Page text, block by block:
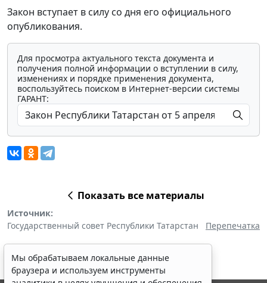
Закон вступает в силу со дня его официального
опубликования.
Для просмотра актуального текста документа и
получения полной информации о вступлении в силу,
изменениях и порядке применения документа,
воспользуйтесь поиском в Интернет-версии системы
ГАРАНТ:
Показать все материалы
Источник:
Государственный совет Республики Татарстан
Перепечатка
Мы обрабатываем локальные данные
браузера и используем инструменты